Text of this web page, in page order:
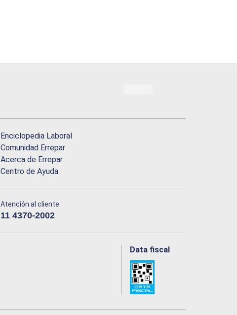
Enciclopedia Laboral
Comunidad Errepar
Acerca de Errepar
Centro de Ayuda
Atención al cliente
11 4370-2002
Data fiscal